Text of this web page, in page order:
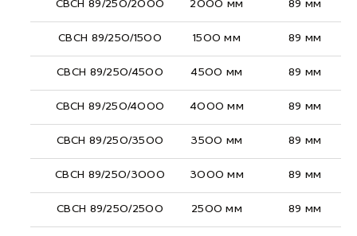
СВСН 89/250/2000 2000 мм 89 мм
СВСН 89/250/1500 1500 мм 89 мм
СВСН 89/250/4500 4500 мм 89 мм
СВСН 89/250/4000 4000 мм 89 мм
СВСН 89/250/3500 3500 мм 89 мм
СВСН 89/250/3000 3000 мм 89 мм
СВСН 89/250/2500 2500 мм 89 мм